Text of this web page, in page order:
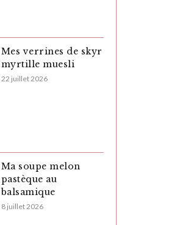
Mes verrines de skyr
myrtille muesli
22 juillet 2026
Ma soupe melon
pastèque au
balsamique
8 juillet 2026